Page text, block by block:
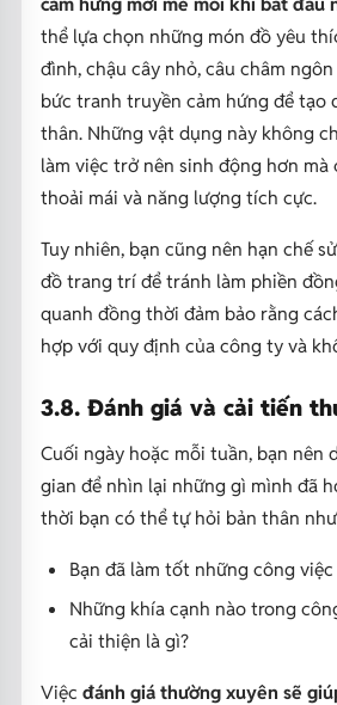
thể lựa chọn những món đồ yêu
đình, chậu cây nhỏ, câu châm
bức tranh truyền cảm hứng để tạo
thân. Những vật dụng này không
làm việc trở nên sinh động hơn mà
thoải mái và năng lượng tích cực.
Tuy nhiên, bạn cũng nên hạn chế
đồ trang trí để tránh làm phiền
quanh đồng thời đảm bảo rằng
hợp với quy định của công ty và
3.8. Đánh giá và cải tiến
Cuối ngày hoặc mỗi tuần, bạn nên
gian để nhìn lại những gì mình đã
thời bạn có thể tự hỏi bản thân như
Bạn đã làm tốt những công việc
Những khía cạnh nào trong
cải thiện là gì?
Việc đánh giá thường xuyên sẽ